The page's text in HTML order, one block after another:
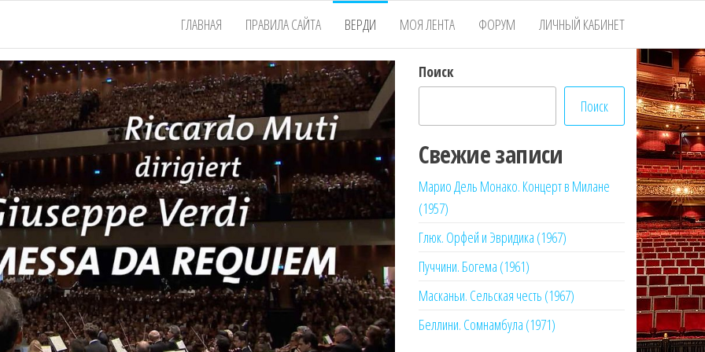
ГЛАВНАЯ ПРАВИЛА САЙТА ВЕРДИ МОЯ ЛЕНТА ФОРУМ ЛИЧНЫЙ КАБИНЕТ
Поиск
Поиск
Свежие записи
Марио Дель Монако. Концерт в Милане
(1957)
Глюк. Орфей и Эвридика (1967)
Пуччини. Богема (1961)
Масканьи. Сельская честь (1967)
Беллини. Сомнамбула (1971)